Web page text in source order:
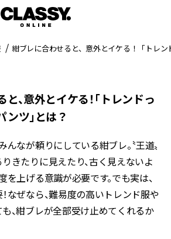
紺ブレに合わせると、意外とイケる！「トレ
、意外とイケる！「トレンドっ
ツ」とは？
んなが頼りにしている紺ブレ。〝王道〟
きたりに見えたり、古く見えないよ
を上げる意識が必要です。でも実は、
なぜなら、難易度の高いトレンド服や
、紺ブレが全部受け止めてくれるか